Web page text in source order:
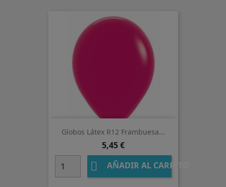
Globos Látex R12 Frambuesa...
Precio
5,45 €
 AÑADIR AL CARRITO